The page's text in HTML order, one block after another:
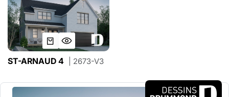
ST-ARNAUD 4 | 2673-V3